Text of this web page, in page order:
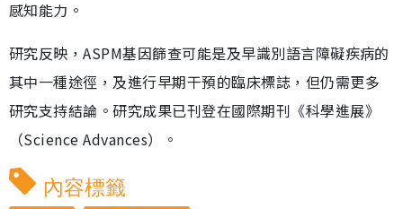
感知能力。
研究反映，ASPM基因篩查可能是及早識別語言障礙疾病的
其中一種途徑，及進行早期干預的臨床標誌，但仍需更多
研究支持結論。研究成果已刊登在國際期刊《科學進展》
（Science Advances）。
內容標籤